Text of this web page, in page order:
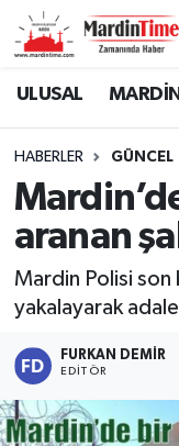
ULUSAL MARDİN
HABERLER GÜNCEL
aranan
Mardin Polisi son
yakalayarak
FURKAN DEMIR
EDITÖR
Mardin
Mardin
Mardin Trafik
Süper Lig
Tüm
Son Dakika